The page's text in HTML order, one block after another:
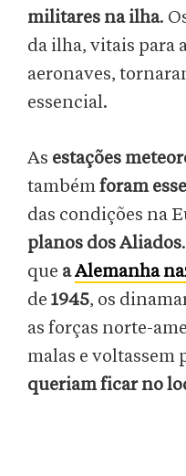
militares na ilha.
da ilha, vitais para
aeronaves,
essencial.
As estações
tambémforam
das condições na
planos dos Aliados
que aAlemanha
de 1945, os
as forças norte-
malas e voltassem
queriam ficar no